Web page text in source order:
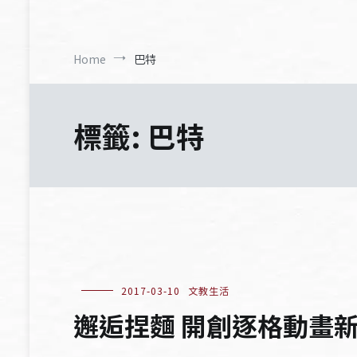
Home 巴特
標籤: 巴特
2017-03-10 文教生活
邂逅捏麵 開創逐格動畫